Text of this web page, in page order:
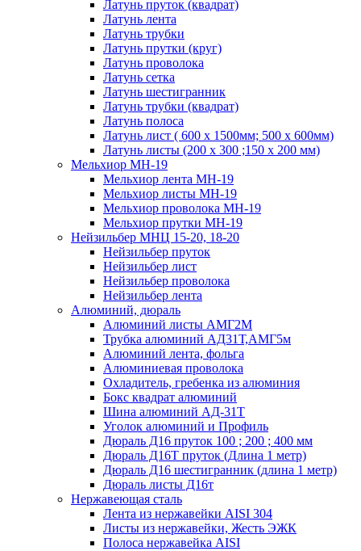
Латунь пруток (квадрат)
Латунь лента
Латунь трубки
Латунь прутки (круг)
Латунь проволока
Латунь сетка
Латунь шестигранник
Латунь трубки (квадрат)
Латунь полоса
Латунь лист ( 600 х 1500мм; 500 х 600мм)
Латунь листы (200 х 300 ;150 х 200 мм)
Мельхиор МН-19
Мельхиор лента МН-19
Мельхиор листы МН-19
Мельхиор проволока МН-19
Мельхиор прутки МН-19
Нейзильбер МНЦ 15-20, 18-20
Нейзильбер пруток
Нейзильбер лист
Нейзильбер проволока
Нейзильбер лента
Алюминий, дюраль
Алюминий листы АМГ2М
Трубка алюминий АД31Т,АМГ5м
Алюминий лента, фольга
Алюминиевая проволока
Охладитель, гребенка из алюминия
Бокс квадрат алюминий
Шина алюминий АД-31Т
Уголок алюминий и Профиль
Дюраль Д16 пруток 100 ; 200 ; 400 мм
Дюраль Д16Т пруток (Длина 1 метр)
Дюраль Д16 шестигранник (длина 1 метр)
Дюраль листы Д16т
Нержавеющая сталь
Лента из нержавейки AISI 304
Листы из нержавейки, Жесть ЭЖК
Полоса нержавейка АISI